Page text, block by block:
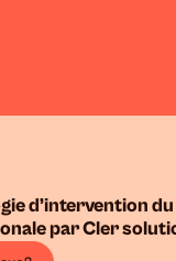
d’intervention
par Cler